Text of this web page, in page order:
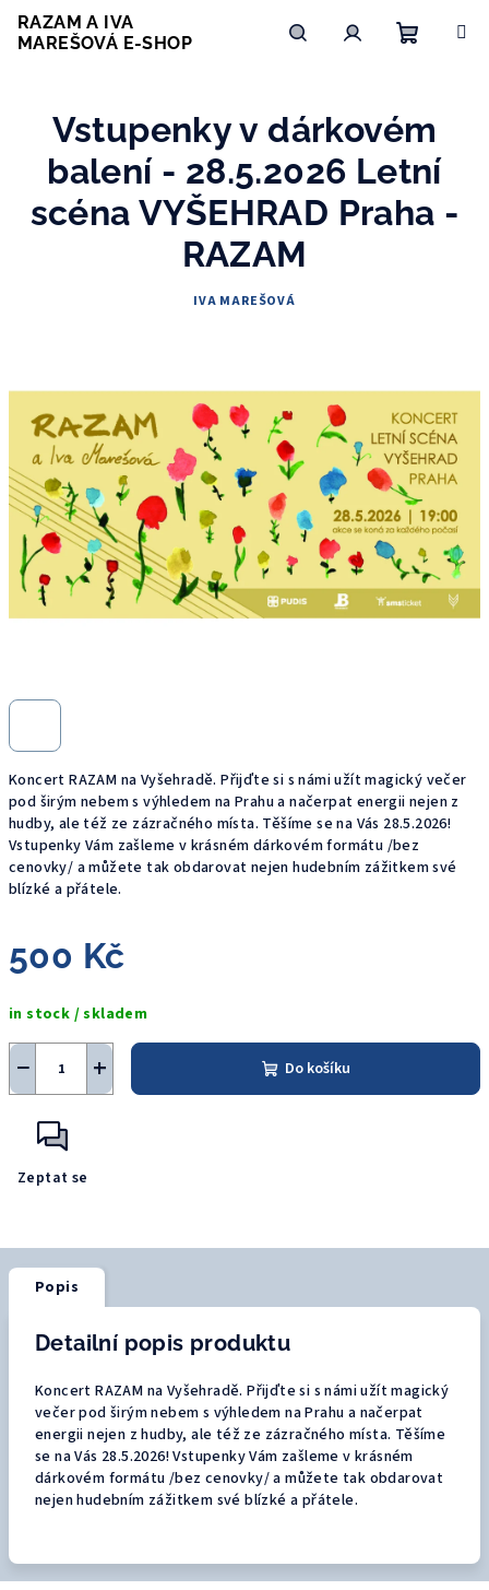
Přejít
obsah
RAZAM A IVA
MAREŠOVÁ E-SHOP
košík
Koncert RAZAM na Vyšehradě. Přijďte si s námi užít magický večer
pod širým nebem s výhledem na Prahu a načerpat energii nejen z
hudby, ale též ze zázračného místa. Těšíme se na Vás 28.5.2026!
Vstupenky Vám zašleme v krásném dárkovém formátu /bez
cenovky/ a můžete tak obdarovat nejen hudebním zážitkem své
blízké a přátele.
500 Kč
cena:
in stock / skladem
+
− Do košíku
Zeptat se
Vstupenky v dárkovém
balení - 28.5.2026 Letní
scéna VYŠEHRAD Praha -
RAZAM
IVA MAREŠOVÁ
Popis
Detailní popis produktu
Koncert RAZAM na Vyšehradě. Přijďte si s námi užít magický
večer pod širým nebem s výhledem na Prahu a načerpat
energii nejen z hudby, ale též ze zázračného místa. Těšíme
se na Vás 28.5.2026! Vstupenky Vám zašleme v krásném
dárkovém formátu /bez cenovky/ a můžete tak obdarovat
nejen hudebním zážitkem své blízké a přátele.